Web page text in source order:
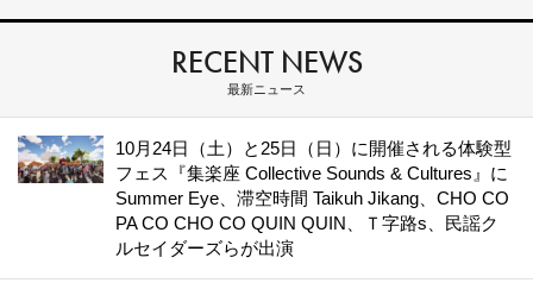
RECENT NEWS
最新ニュース
10月24日（土）と25日（日）に開催される体験型
フェス『集楽座 Collective Sounds & Cultures』に
Summer Eye、滞空時間 Taikuh Jikang、CHO CO
PA CO CHO CO QUIN QUIN、Ｔ字路s、民謡ク
ルセイダーズらが出演